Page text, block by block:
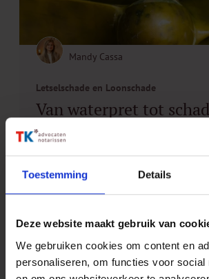
Toestemming Details
Deze website maakt gebruik van
We gebruiken cookies om content en
personaliseren, om functies voor social
Mandy Cassa
Letselschade en Loonschade
Van waterpret tot
Lees meer